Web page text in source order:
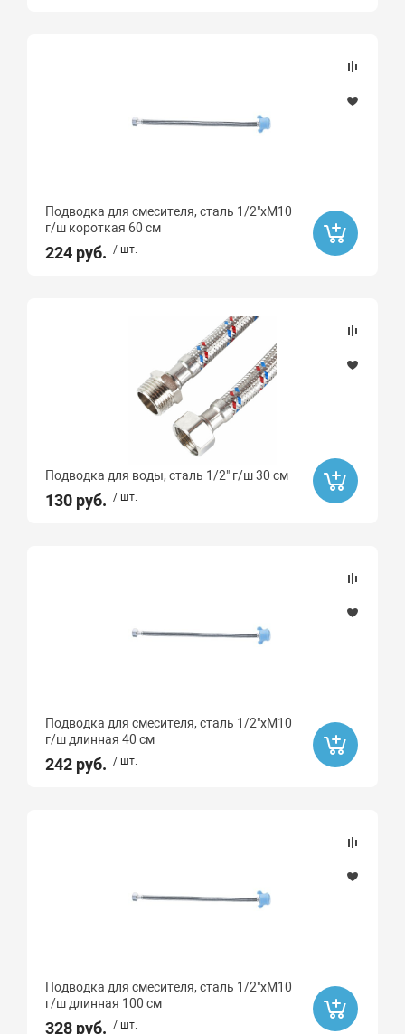
Подводка для смесителя, сталь 1/2"хМ10
г/ш короткая 60 см
224 руб. / шт.
Подводка для воды, сталь 1/2" г/ш 30 см
130 руб. / шт.
Подводка для смесителя, сталь 1/2"хМ10
г/ш длинная 40 см
242 руб. / шт.
Подводка для смесителя, сталь 1/2"хМ10
г/ш длинная 100 см
328 руб. / шт.